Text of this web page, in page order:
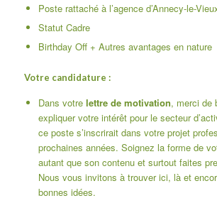
Poste rattaché à l’agence d’Annecy-le-
Statut Cadre
Birthday Off + Autres avantages en nature
Votre candidature :
Dans votre lettre de motivation, merci de
expliquer votre intérêt pour le secteur
ce poste s’inscrirait dans votre projet
prochaines années. Soignez la forme de
autant que son contenu et surtout faites
Nous vous invitons à trouverici, làet
bonnes idées.